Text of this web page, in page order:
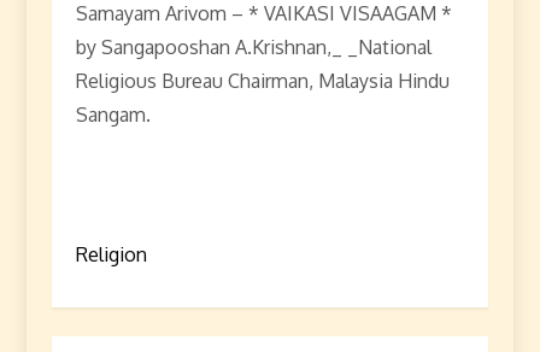
Samayam Arivom – * VAIKASI VISAAGAM *
by Sangapooshan A.Krishnan,_ _National
Religious Bureau Chairman, Malaysia Hindu
Sangam.
Religion